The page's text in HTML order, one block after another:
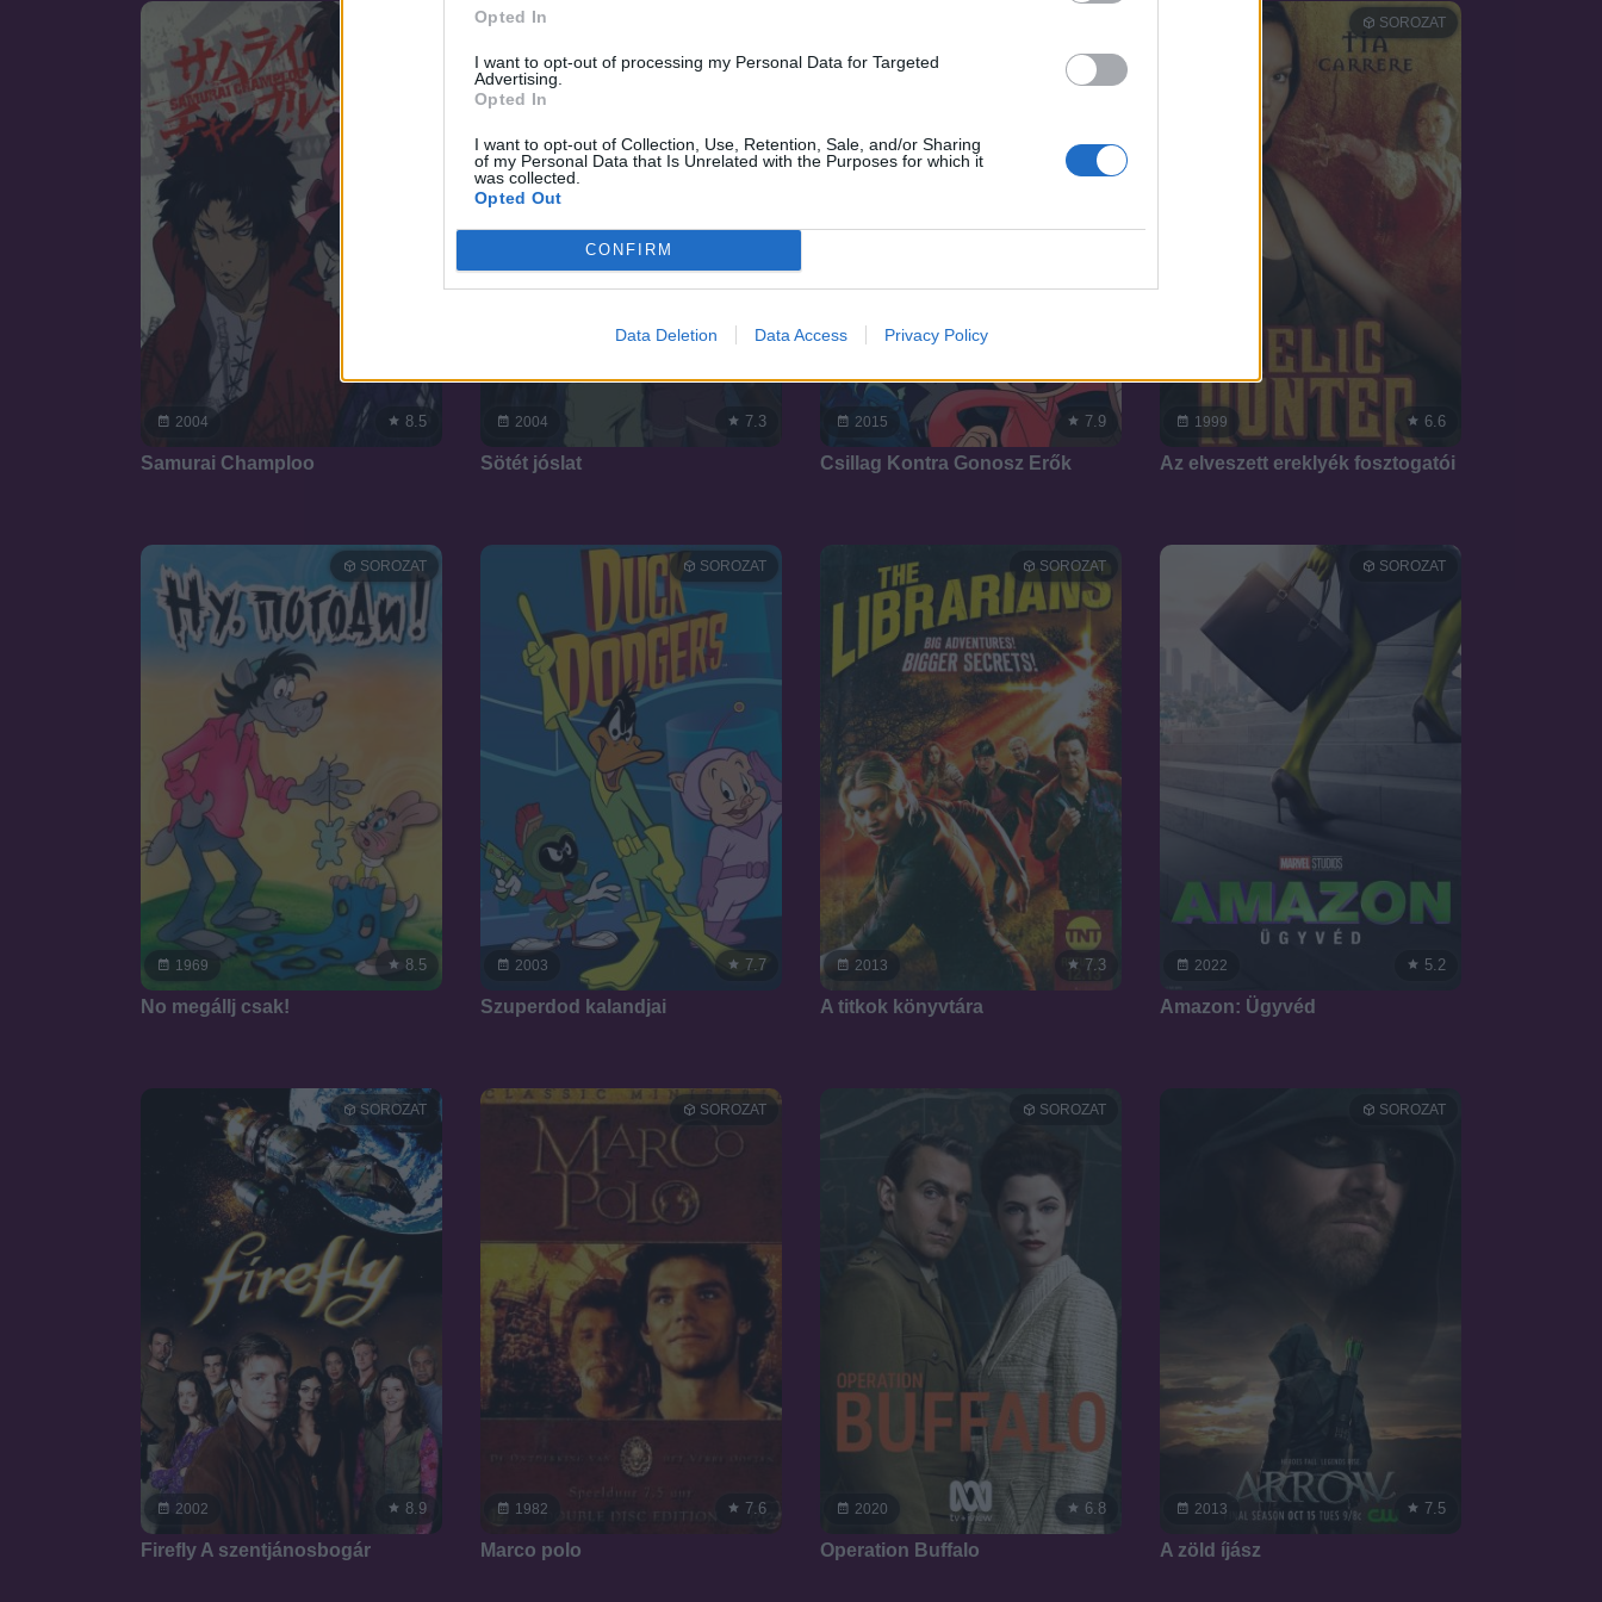
Opted In
I want to opt-out of processing my Personal Data for Targeted
Advertising.
Opted In
I want to opt-out of Collection, Use, Retention, Sale, and/or Sharing
of my Personal Data that Is Unrelated with the Purposes for which it
was collected.
Opted Out
CONFIRM
Data Deletion Data Access Privacy Policy
2004 8.5
Samurai Champloo
2004 7.3
Sötét jóslat
2015 7.9
Csillag Kontra Gonosz Erők
1999
SOROZAT
6.6
Az elveszett ereklyék fosztogatói
1969
SOROZAT
8.5
No megállj csak!
2003
SOROZAT
7.7
Szuperdod kalandjai
2013
SOROZAT
7.3
A titkok könyvtára
2022
SOROZAT
5.2
Amazon: Ügyvéd
2002
SOROZAT
8.9
Firefly A szentjánosbogár
1982
SOROZAT
7.6
Marco polo
2020
SOROZAT
6.8
Operation Buffalo
2013
SOROZAT
7.5
A zöld íjász